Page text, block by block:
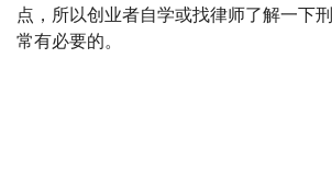
点，所以创业者自学或找律师了解一下
常有必要的。